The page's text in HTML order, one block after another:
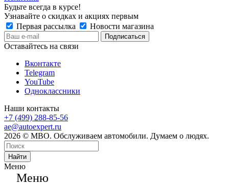
Будьте всегда в курсе!
Узнавайте о скидках и акциях первым
Первая рассылка
Новости магазина
Оставайтесь на связи
Вконтакте
Telegram
YouTube
Одноклассники
Наши контакты
+7 (499) 288-85-56
ae@autoexpert.ru
2026 © МВО. Обслуживаем автомобили. Думаем о людях.
Найти
Меню
Меню